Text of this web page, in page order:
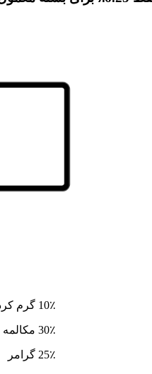
10٪ گرم کردن
30٪ مکالمه
25٪ گرامر